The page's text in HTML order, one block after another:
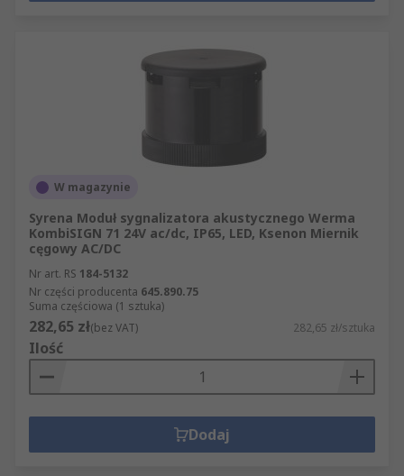
W magazynie
Syrena Moduł sygnalizatora akustycznego Werma
KombiSIGN 71 24V ac/dc, IP65, LED, Ksenon Miernik
cęgowy AC/DC
Nr art. RS 184-5132
Nr części producenta 645.890.75
Suma częściowa (1 sztuka)
282,65 zł(bez VAT) 282,65 zł/sztuka
Ilość
Dodaj